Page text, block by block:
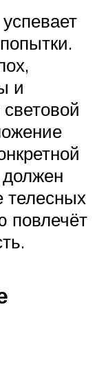
и
телесных
повлечёт